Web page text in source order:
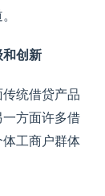
和创新
统借贷产品
方面许多借
工商户群体